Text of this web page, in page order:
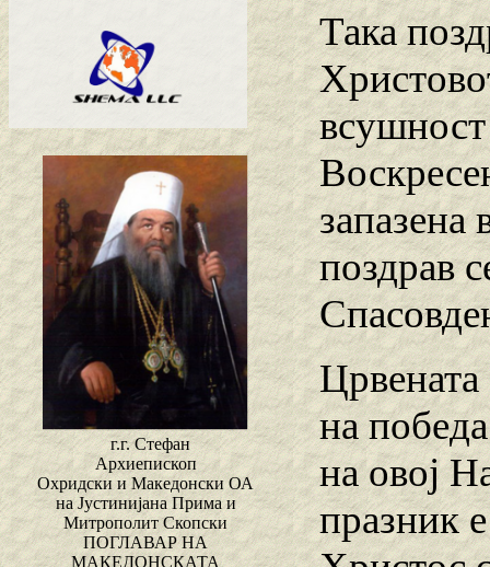
г.г. Стефан
Архиепископ
Охридски и Македонски ОА
на Јустинијана Прима и
Митрополит Скопски
ПОГЛАВАР НА
МАКЕДОНСКАТА
Така
всушност
запазена
поздрав
на
на овој
празник